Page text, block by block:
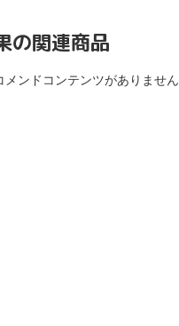
の関連商品
メンドコンテンツがありません